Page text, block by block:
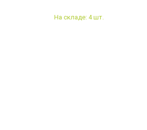
На складе: 4 шт.